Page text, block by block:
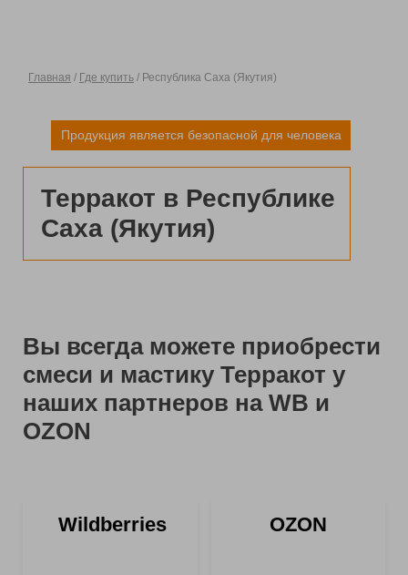
Терракот в Республике
Саха (Якутия)
Продукция является безопасной для человека
Главная / Где купить / Республика Саха (Якутия)
Вы всегда можете приобрести
смеси и мастику Терракот у
наших партнеров на WB и
OZON
Wildberries OZON